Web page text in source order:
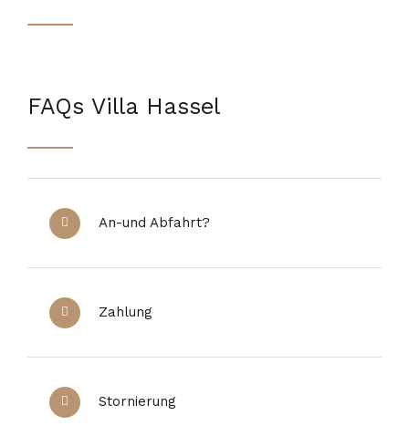
FAQs Villa Hassel
An-und Abfahrt?
Zahlung
Stornierung